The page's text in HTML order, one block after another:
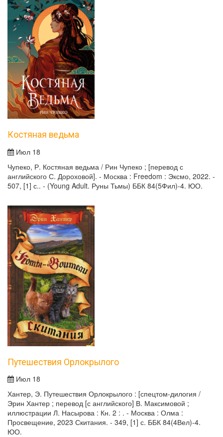
Костяная ведьма
Июл 18
Чупеко, Р. Костяная ведьма / Рин Чупеко ; [перевод с
английского С. Дороховой]. - Москва : Freedom : Эксмо, 2022. -
507, [1] с.. - (Young Adult. Руны Тьмы) ББК 84(5Фил)-4. ЮО.
Путешествия Орлокрылого
Июл 18
Хантер, Э. Путешествия Орлокрылого : [спецтом-дилогия /
Эрин Хантер ; перевод [с английского] В. Максимовой ;
иллюстрации Л. Насырова : Кн. 2 : . - Москва : Олма :
Просвещение, 2023 Скитания. - 349, [1] с. ББК 84(4Вел)-4.
ЮО.